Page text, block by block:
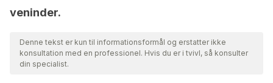
veninder.
Denne tekst er kun til informationsformål og erstatter ikke
konsultation med en professionel. Hvis du er i tvivl, så konsulter
din specialist.